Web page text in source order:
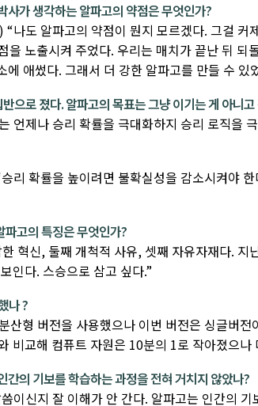
사가 생각하는 알파고의 약점은 무엇인가?
“나도 알파고의 약점이 뭔지 모르겠다. 그걸
을 노출시켜 주었다. 우리는 매치가 끝난 뒤
애썼다. 그래서 더 강한 알파고를 만들 수 있
으로 졌다. 알파고의 목표는 그냥 이기는 게 아니
언제나 승리 확률을 극대화하지 승리 로직을
리 확률을 높이려면 불확실성을 감소시켜야
파고의 특징은 무엇인가?
혁신, 둘째 개척적 사유, 셋째 자유자재다. 지
인다. 스승으로 삼고 싶다.”
나 ?
산형 버전을 사용했으나 이번 버전은 싱글버
비교해 컴퓨트 자원은 10분의 1로 작아졌으나
간의 기보를 학습하는 과정을 전혀 거치지 않았나?
이신지 잘 이해가 안 간다. 알파고는 인간의